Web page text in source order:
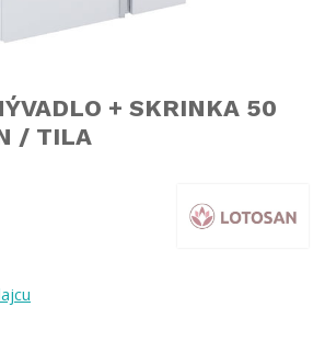
+ SKRINKA 50
/ TILA